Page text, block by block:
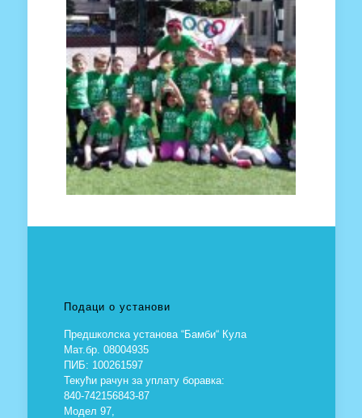
Подаци о установи
Предшколска установа “Бамби“ Кула
Мат.бр. 08004935
ПИБ: 100261597
Текући рачун за уплату боравка:
840-742156843-87
Модел 97,